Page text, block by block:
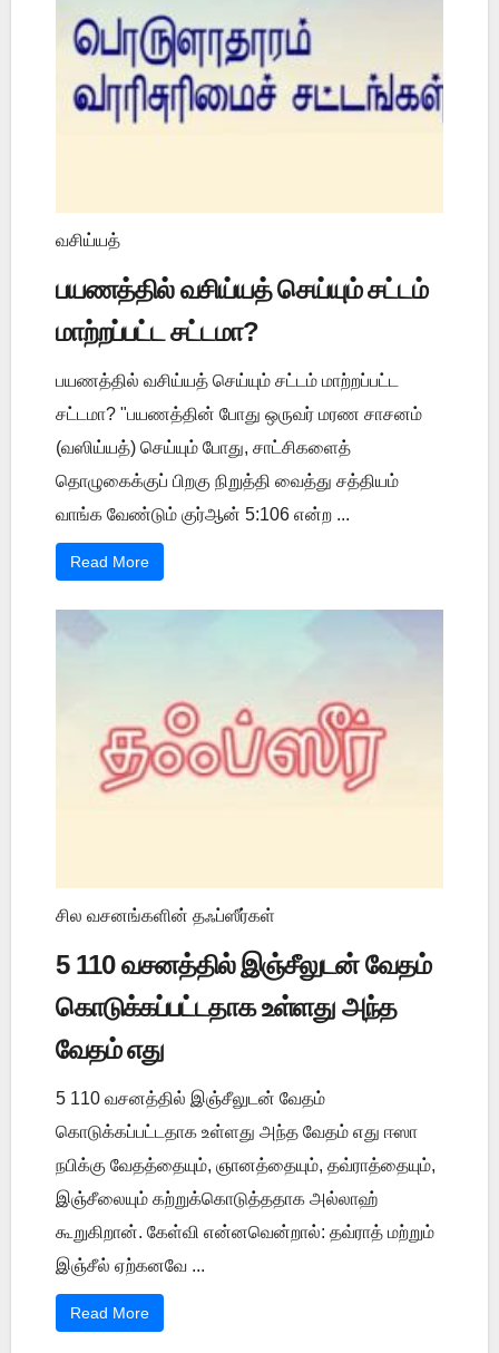
வசிய்யத்
பயணத்தில் வசிய்யத் செய்யும் சட்டம்
மாற்றப்பட்ட சட்டமா?
பயணத்தில் வசிய்யத் செய்யும் சட்டம் மாற்றப்பட்ட
சட்டமா? "பயணத்தின் போது ஒருவர் மரண சாசனம்
(வஸிய்யத்) செய்யும் போது, சாட்சிகளைத்
தொழுகைக்குப் பிறகு நிறுத்தி வைத்து சத்தியம்
வாங்க வேண்டும் குர்ஆன் 5:106 என்ற ...
Read More
சில வசனங்களின் தஃப்ஸீர்கள்
5 110 வசனத்தில் இஞ்சீலுடன் வேதம்
கொடுக்கப்பட்டதாக உள்ளது அந்த
வேதம் எது
5 110 வசனத்தில் இஞ்சீலுடன் வேதம்
கொடுக்கப்பட்டதாக உள்ளது அந்த வேதம் எது ஈஸா
நபிக்கு வேதத்தையும், ஞானத்தையும், தவ்ராத்தையும்,
இஞ்சீலையும் கற்றுக்கொடுத்ததாக அல்லாஹ்
கூறுகிறான். கேள்வி என்னவென்றால்: தவ்ராத் மற்றும்
இஞ்சீல் ஏற்கனவே ...
Read More